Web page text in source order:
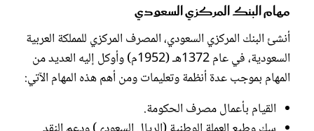
مهام البنك المركزي السعودي
أنشئ البنك المركزي السعودي، المصرف المركزي للمملكة العربية
السعودية، في عام 1372هـ (1952م) وأوكل إليه العديد من
المهام بموجب عدة أنظمة وتعليمات ومن أهم هذه المهام الآتي:
القيام بأعمال مصرف الحكومة.